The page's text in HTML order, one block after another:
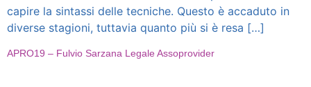
capire la sintassi delle tecniche. Questo è accaduto in
diverse stagioni, tuttavia quanto più si è resa […]
APRO19 – Fulvio Sarzana Legale Assoprovider